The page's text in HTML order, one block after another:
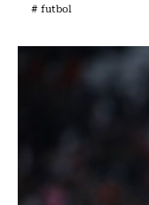
# futbol